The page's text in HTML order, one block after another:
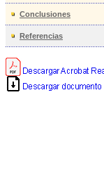
Conclusiones
Referencias